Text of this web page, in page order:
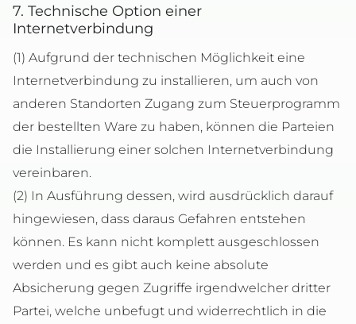
7. Technische Option einer
Internetverbindung
(1) Aufgrund der technischen Möglichkeit eine
Internetverbindung zu installieren, um auch von
anderen Standorten Zugang zum Steuerprogramm
der bestellten Ware zu haben, können die Parteien
die Installierung einer solchen Internetverbindung
vereinbaren.
(2) In Ausführung dessen, wird ausdrücklich darauf
hingewiesen, dass daraus Gefahren entstehen
können. Es kann nicht komplett ausgeschlossen
werden und es gibt auch keine absolute
Absicherung gegen Zugriffe irgendwelcher dritter
Partei, welche unbefugt und widerrechtlich in die